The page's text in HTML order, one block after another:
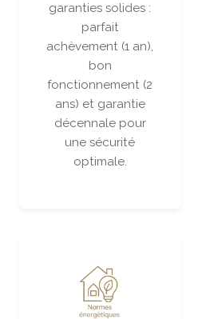
garanties solides :
parfait
achèvement (1 an),
bon
fonctionnement (2
ans) et garantie
décennale pour
une sécurité
optimale.